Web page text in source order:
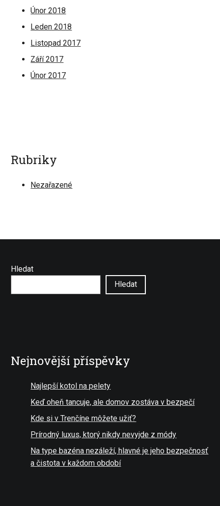
Únor 2018
Leden 2018
Listopad 2017
Září 2017
Únor 2017
Rubriky
Nezařazené
Hledat
Hledat
Nejnovější příspěvky
Najlepší kotol na pelety
Keď oheň tancuje, ale domov zostáva v bezpečí
Kde si v Trenčíne môžete užiť?
Prírodný luxus, ktorý nikdy nevyjde z módy
Na type bazéna nezáleží, hlavné je jeho bezpečnosť
a čistota v každom období